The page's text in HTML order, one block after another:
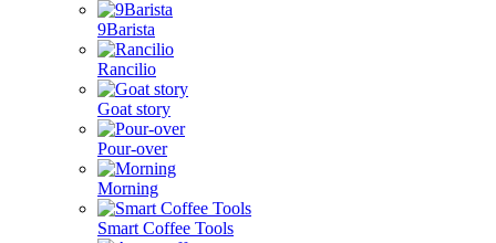
9Barista
Rancilio
Goat story
Pour-over
Morning
Smart Coffee Tools